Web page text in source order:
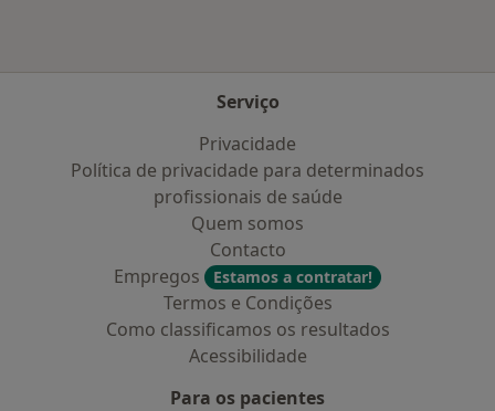
Serviço
Privacidade
Política de privacidade para determinados
profissionais de saúde
Quem somos
Contacto
Empregos
Estamos a contratar!
Termos e Condições
Como classificamos os resultados
Acessibilidade
Para os pacientes